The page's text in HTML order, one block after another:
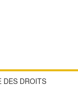
DES DROITS